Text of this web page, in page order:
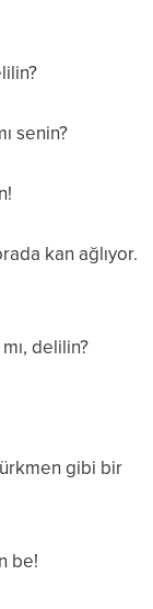
senin?
kan ağlıyor.
delilin?
gibi bir
be!